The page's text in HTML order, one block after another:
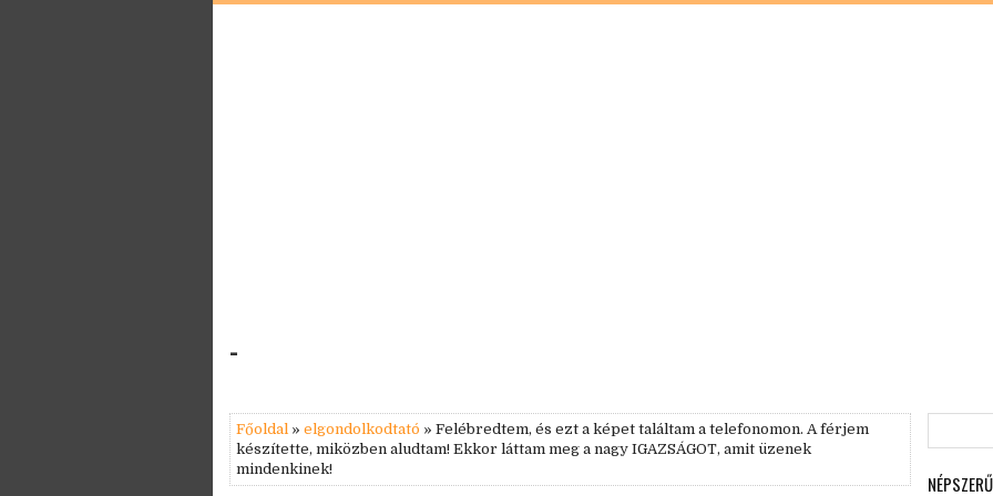
-
Főoldal » elgondolkodtató » Felébredtem, és ezt a képet találtam a telefonomon. A férjem
készítette, miközben aludtam! Ekkor láttam meg a nagy IGAZSÁGOT, amit üzenek
mindenkinek!